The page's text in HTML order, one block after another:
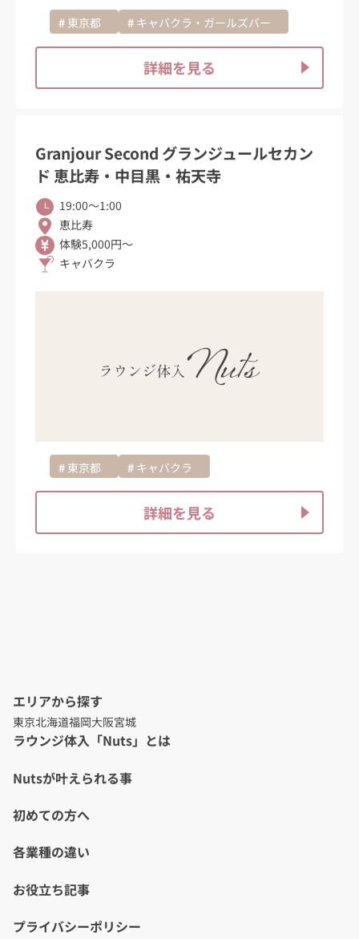
東京都 キャバクラ・ガールズバー
詳細を見る
Granjour Second グランジュールセカン
ド 恵比寿・中目黒・祐天寺
19:00〜1:00
恵比寿
体験5,000円～
キャバクラ
東京都 キャバクラ
詳細を見る
エリアから探す
東京北海道福岡大阪宮城
ラウンジ体入「Nuts」とは
Nutsが叶えられる事
初めての方へ
各業種の違い
お役立ち記事
プライバシーポリシー